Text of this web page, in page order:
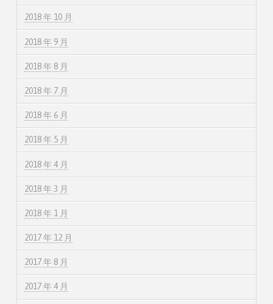
2018 年 10 月
2018 年 9 月
2018 年 8 月
2018 年 7 月
2018 年 6 月
2018 年 5 月
2018 年 4 月
2018 年 3 月
2018 年 1 月
2017 年 12 月
2017 年 8 月
2017 年 4 月